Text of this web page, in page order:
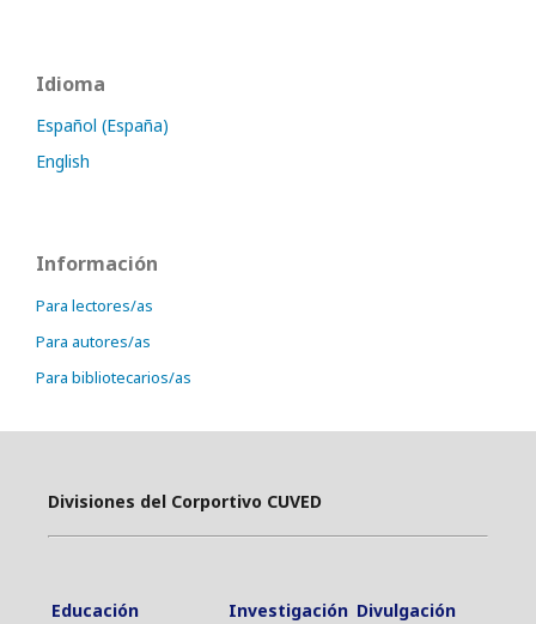
Idioma
Español (España)
English
Información
Para lectores/as
Para autores/as
Para bibliotecarios/as
Divisiones del Corportivo CUVED
Educación Investigación Divulgación